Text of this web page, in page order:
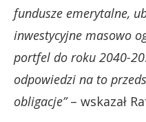
fundusze emerytalne,
inwestycyjne masowo
portfel do roku 2040-
odpowiedzi na to
obligacje”– wskazał